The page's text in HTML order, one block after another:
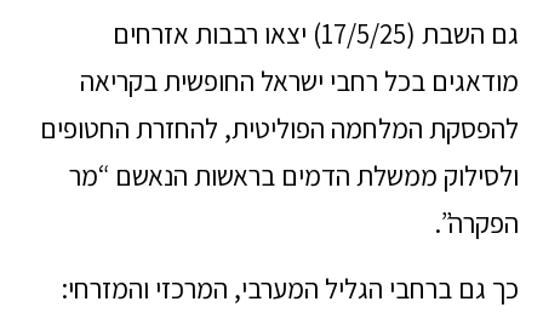
גם השבת (17/5/25) יצאו רבבות אזרחים
מודאגים בכל רחבי ישראל החופשית בקריאה
להפסקת המלחמה הפוליטית, להחזרת החטופים
ולסילוק ממשלת הדמים בראשות הנאשם “מר
הפקרה”.
כך גם ברחבי הגליל המערבי, המרכזי והמזרחי: